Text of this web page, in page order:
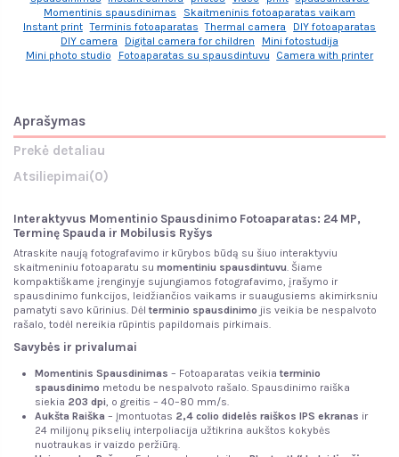
Momentinis spausdinimas
Skaitmeninis fotoaparatas vaikam
Instant print Terminis fotoaparatas Thermal camera
DIY fotoaparatas
DIY camera
Digital camera for children
Mini fotostudija
Mini photo studio
Fotoaparatas su spausdintuvu Camera with printer
Aprašymas
Prekė detaliau
Atsiliepimai(0)
Interaktyvus Momentinio Spausdinimo Fotoaparatas: 24 MP,
Terminę Spauda ir Mobilusis Ryšys
Atraskite naują fotografavimo ir kūrybos būdą su šiuo interaktyviu
skaitmeniniu fotoaparatu su momentiniu spausdintuvu. Šiame
kompaktiškame įrenginyje sujungiamos fotografavimo, įrašymo ir
spausdinimo funkcijos, leidžiančios vaikams ir suaugusiems akimirksniu
pamatyti savo kūrinius. Dėl terminio spausdinimo jis veikia be nespalvoto
rašalo, todėl nereikia rūpintis papildomais pirkimais.
Savybės ir privalumai
Momentinis Spausdinimas – Fotoaparatas veikia terminio
spausdinimo metodu be nespalvoto rašalo. Spausdinimo raiška
siekia 203 dpi, o greitis – 40–80 mm/s.
Aukšta Raiška – Įmontuotas 2,4 colio didelės raiškos IPS ekranas ir
24 milijonų pikselių interpoliacija užtikrina aukštos kokybės
nuotraukas ir vaizdo peržiūrą.